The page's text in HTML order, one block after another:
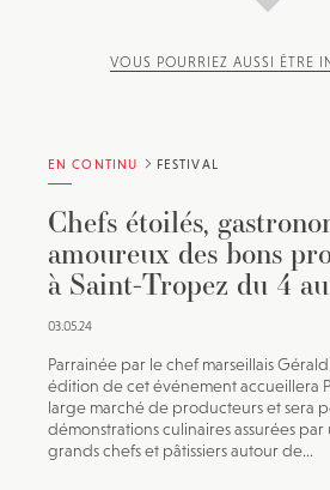
VOUS POURRIEZ AUSSI ÊTRE
EN CONTINU FESTIVAL
Chefs étoilés,
amoureux des bons
à Saint-Tropez du 4
03.05.24
Parrainée par le chef marseillais Gérald
édition de cet événement accueillera
large marché de producteurs et sera
démonstrations culinaires assurées
grands chefs et pâtissiers autour de...